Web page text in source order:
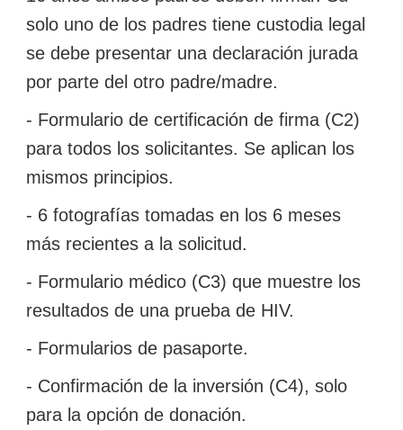
solo uno de los padres tiene custodia legal
se debe presentar una declaración jurada
por parte del otro padre/madre.
- Formulario de certificación de firma (C2)
para todos los solicitantes. Se aplican los
mismos principios.
- 6 fotografías tomadas en los 6 meses
más recientes a la solicitud.
- Formulario médico (C3) que muestre los
resultados de una prueba de HIV.
- Formularios de pasaporte.
- Confirmación de la inversión (C4), solo
para la opción de donación.